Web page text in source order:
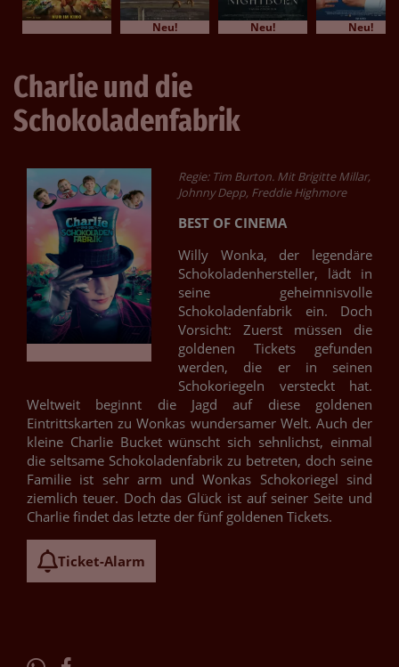
Neu! Neu! Neu!
Charlie und die
Schokoladenfabrik
Regie: Tim Burton. Mit Brigitte Millar,
Johnny Depp, Freddie Highmore
BEST OF CINEMA
Willy Wonka, der legendäre
Schokoladenhersteller, lädt in
seine geheimnisvolle
Schokoladenfabrik ein. Doch
Vorsicht: Zuerst müssen die
goldenen Tickets gefunden
werden, die er in seinen
Schokoriegeln versteckt hat.
Weltweit beginnt die Jagd auf diese goldenen
Eintrittskarten zu Wonkas wundersamer Welt. Auch der
kleine Charlie Bucket wünscht sich sehnlichst, einmal
die seltsame Schokoladenfabrik zu betreten, doch seine
Familie ist sehr arm und Wonkas Schokoriegel sind
ziemlich teuer. Doch das Glück ist auf seiner Seite und
Charlie findet das letzte der fünf goldenen Tickets.
Ticket-Alarm